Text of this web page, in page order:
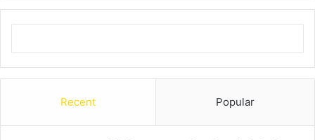
Recent Popular